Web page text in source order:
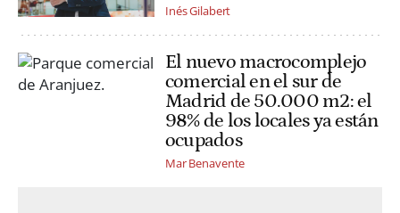
Inés Gilabert
El nuevo macrocomplejo
comercial en el sur de
Madrid de 50.000 m2: el
98% de los locales ya están
ocupados
Mar Benavente